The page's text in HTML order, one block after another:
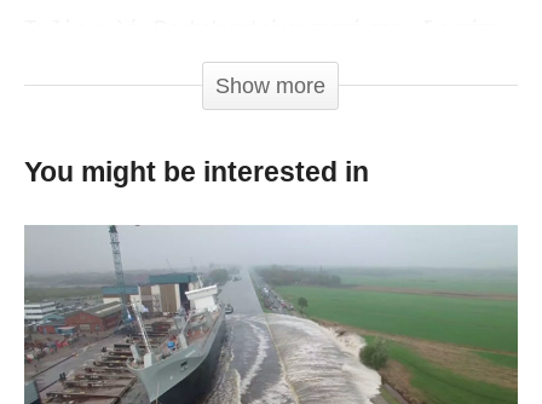
του και περπατάει αργά. Ακόμα και όταν σταματάει,
Show more
You might be interested in